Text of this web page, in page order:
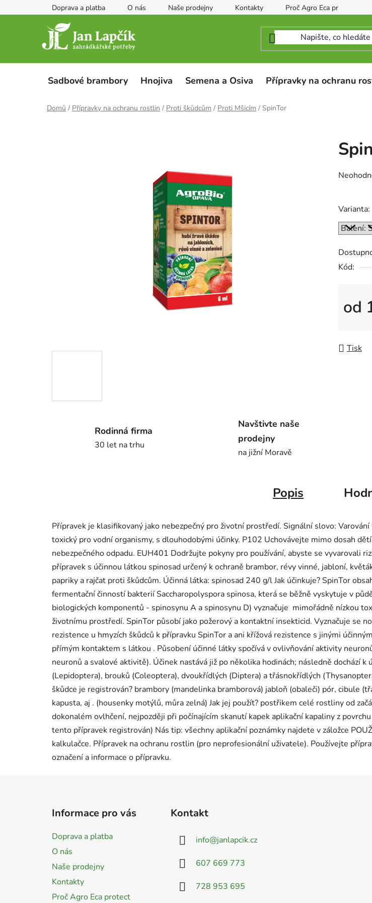
na
Doprava a platba O nás Naše prodejny Kontakty Proč Agro Eca protect
Sadbové brambory Hnojiva Semena a Osiva Přípravky na ochranu
Domů / Přípravky na ochranu rostlin / Proti škůdcům / Proti Mšicím / SpinTor
0,0
5
Varianta:
Kód:
od
Tisk
Rodinná firma
30 let na trhu
Navštivte naše
prodejny
na jižní Moravě
Popis
Přípravek je klasifikovaný jako nebezpečný pro životní prostředí. Signální slovo:
toxický pro vodní organismy, s dlouhodobými účinky. P102 Uchovávejte mimo dosah
nebezpečného odpadu. EUH401 Dodržujte pokyny pro používání, abyste se vyvarovali
přípravek s účinnou látkou spinosad určený k ochraně brambor, révy vinné, jabloní,
papriky a rajčat proti škůdcům. Účinná látka: spinosad 240 g/l Jak účinkuje? SpinTor
fermentační činností bakterií Saccharopolyspora spinosa, která se běžně vyskytuje v
biologických komponentů - spinosynu A a spinosynu D) vyznačuje mimořádně nízkou
životnímu prostředí. SpinTor působí jako požerový a kontaktní insekticid. Vyznačuje se
rezistence u hmyzích škůdců k přípravku SpinTor a ani křížová rezistence s jinými
přímým kontaktem s látkou . Působení účinné látky spočívá v ovlivňování aktivity
neuronů a svalové aktivitě). Účinek nastává již po několika hodinách; následně dochází
(Lepidoptera), brouků (Coleoptera), dvoukřídlých (Diptera) a třásnokřídlých
škůdce je registrován? brambory (mandelinka bramborová) jabloň (obaleči) pór, cibule
kapusta, aj . (housenky motýlů, můra zelná) Jak jej použít? postřikem celé rostliny od
dokonalém ovlhčení, nejpozději při počínajícím skanutí kapek aplikační kapaliny z
tento přípravek registrován) Nás tip: všechny aplikační poznámky najdete v záložce
kalkulačce. Přípravek na ochranu rostlin (pro neprofesionální uživatele). Používejte
označení a informace o přípravku.
Informace pro vás
Doprava a platba
O nás
Naše prodejny
Kontakty
Proč Agro Eca protect
Kontakt
info@janlapcik.cz
607 669 773
728 953 695